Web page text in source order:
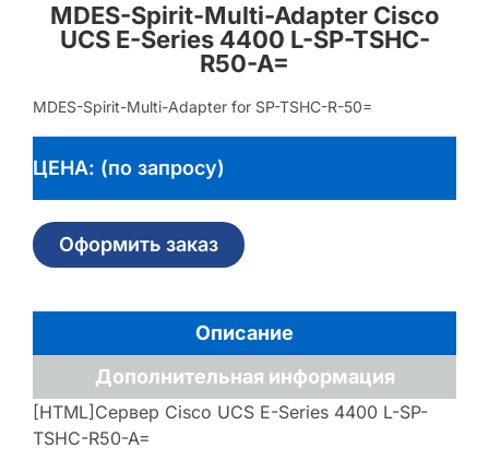
MDES-Spirit-Multi-Adapter Cisco
UCS E-Series 4400 L-SP-TSHC-
R50-A=
MDES-Spirit-Multi-Adapter for SP-TSHC-R-50=
ЦЕНА: (по запросу)
Оформить заказ
Описание
Дополнительная информация
[HTML]Сервер Cisco UCS E-Series 4400 L-SP-
TSHC-R50-A=